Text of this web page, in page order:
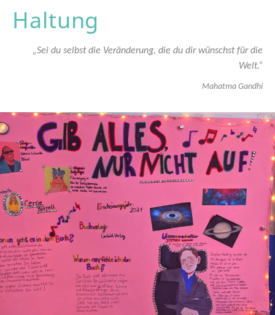
Haltung
„Sei du selbst die Veränderung, die du dir wünschst für die
Welt.“
Mahatma Gandhi